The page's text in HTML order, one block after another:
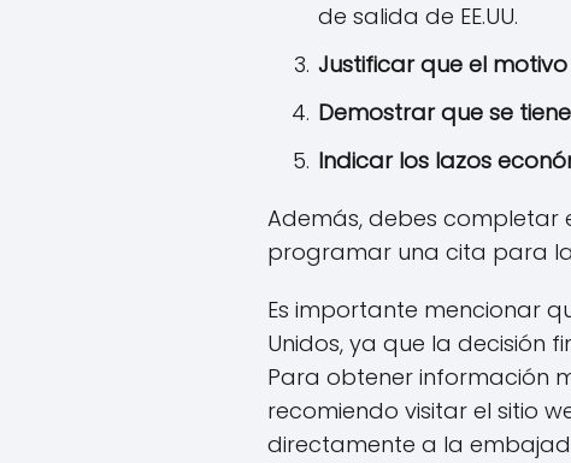
de salida de EE.UU.
Justificar que el
Demostrar que se
Indicar los lazos
Además, debes completar
programar una cita para
Es importante mencionar
Unidos, ya que la decisión
Para obtener información
recomiendo visitar el sitio
directamente a la